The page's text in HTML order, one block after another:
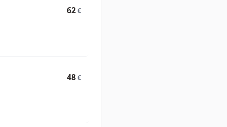
62€
48€